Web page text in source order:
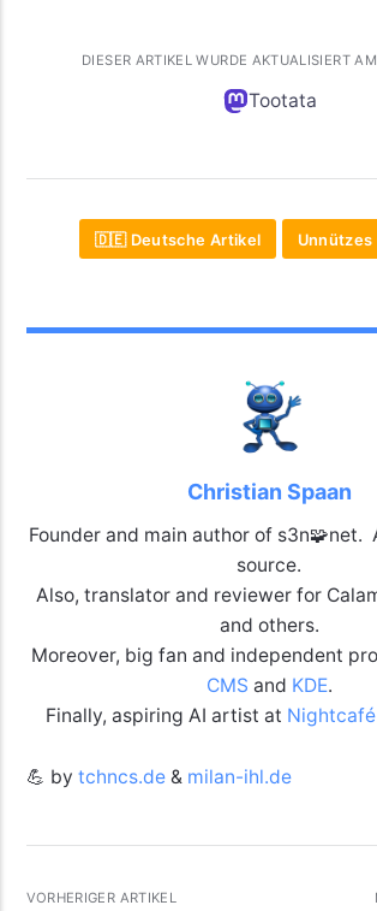
DIESER ARTIKEL WURDE AKTUALISIERT
Tootata
🇩🇪 Deutsche Artikel Unnützes
Christian Spaan
Founder and main author of s3n🧩net.
source.
Also, translator and reviewer for
and others.
Moreover, big fan and independent
CMS and KDE.
Finally, aspiring AI artist at Nightcafé
💪 by tchncs.de& milan-ihl.de
VORHERIGER ARTIKEL